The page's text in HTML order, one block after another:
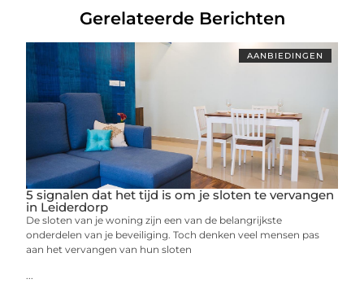
Gerelateerde Berichten
AANBIEDINGEN
5 signalen dat het tijd is om je sloten te vervangen
in Leiderdorp
De sloten van je woning zijn een van de belangrijkste
onderdelen van je beveiliging. Toch denken veel mensen pas
aan het vervangen van hun sloten